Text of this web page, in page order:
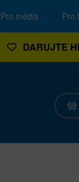
Pro média Pro
DARUJTE